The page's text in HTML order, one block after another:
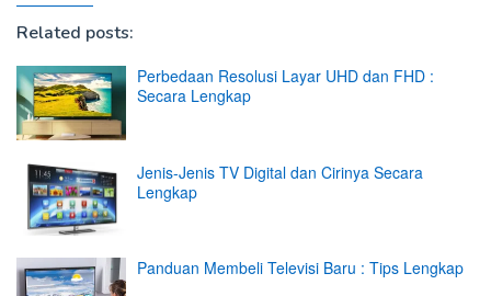
Related posts:
Perbedaan Resolusi Layar UHD dan FHD :
Secara Lengkap
Jenis-Jenis TV Digital dan Cirinya Secara
Lengkap
Panduan Membeli Televisi Baru : Tips Lengkap